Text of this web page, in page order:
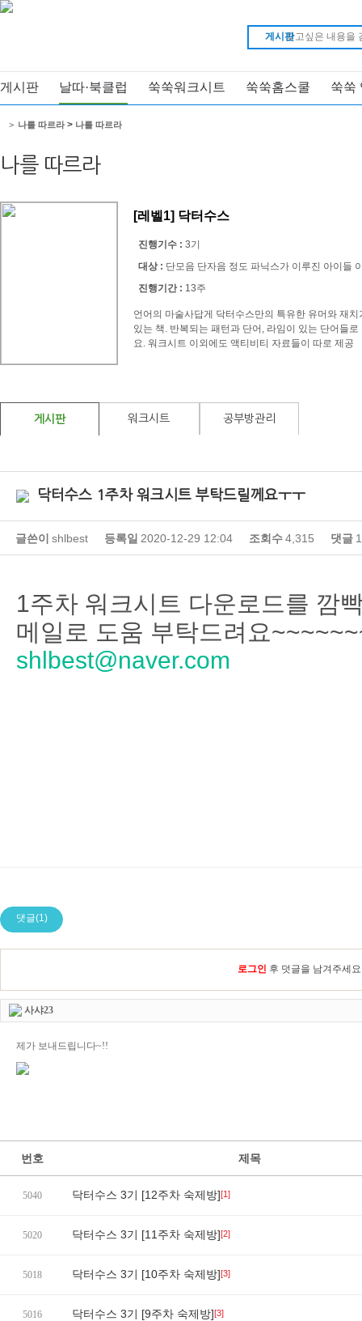
게시판
게시판 날따·북클럽 쑥쑥워크시트 쑥쑥홈스쿨 쑥쑥
나를 따르라
> 나를 따르라 > 나를 따르라
[레벨1] 닥터수스
진행기수 : 3기
대상 : 단모음 단자음 정도 파닉스가 이루진 아이들
진행기간 : 13주
언어의 마술사답게 닥터수스만의 특유한 유머와 재
있는 책. 반복되는 패턴과 단어, 라임이 있는 단어들
요. 워크시트 이외에도 액티비티 자료들이 따로 제공
게시판 워크시트 공부방관리
닥터수스 1주차 워크시트 부탁드릴께요ㅜㅜ
글쓴이 shlbest 등록일 2020-12-29 12:04 조회수4,315 댓글 1
1주차 워크시트 다운로드를 깜
메일로 도움 부탁드려요
shlbest@naver.com
댓글(1)
로그인 후 덧글을 남겨주세요
사샤23
제가 보내드립니다~!!
번호 제목
5040 닥터수스 3기 [12주차 숙제방][1]
5020 닥터수스 3기 [11주차 숙제방][2]
5018 닥터수스 3기 [10주차 숙제방][3]
5016 닥터수스 3기 [9주차 숙제방][3]